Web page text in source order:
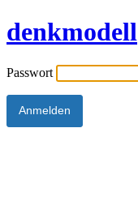
denkmodell
Passwort